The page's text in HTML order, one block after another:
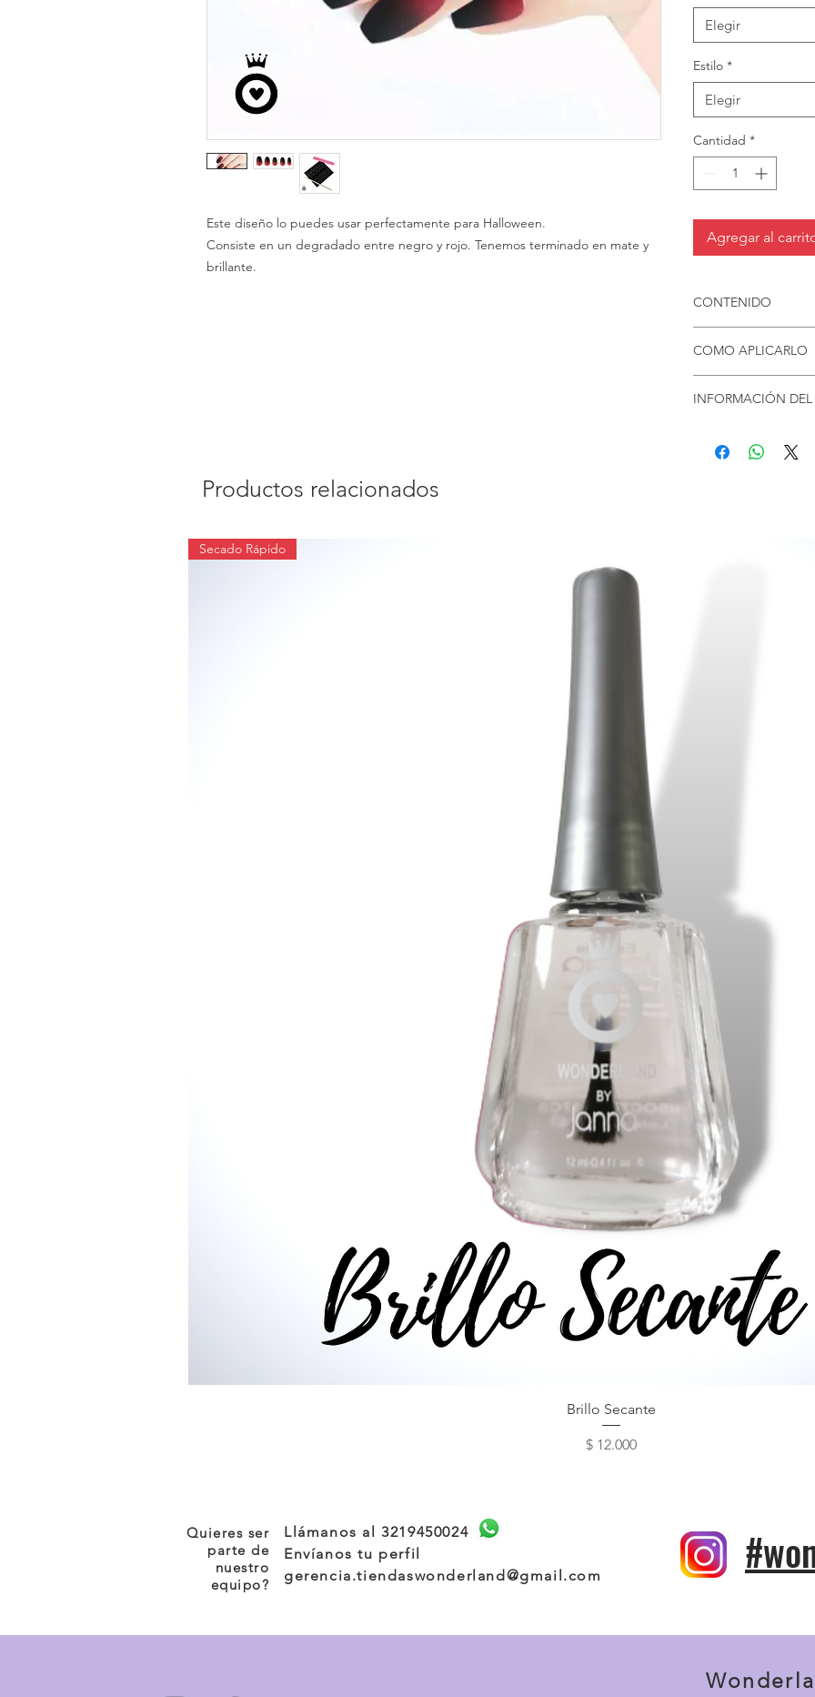
Este diseño lo puedes usar perfectamente para Halloween.
Consiste en un degradado entre negro y rojo. Tenemos terminado en mate y
brillante.
Elegir
Estilo *
Elegir
Cantidad *
Agregar al
CONTENIDO
El estuche contiene
palito de manicura.
COMO APLICARLO
WONDERNAILS
Lima tus uñas
Elige los
Toma los
INFORMACIÓN DEL
Productos relacionados
Vista rápida
Secado Rápido
Brillo Secante
Precio
$ 12.000
Quieres ser
parte de
nuestro
equipo?
Llámanos al 3219450024
Envíanos tu perfil
gerencia.tiendaswonderland@gmail.com